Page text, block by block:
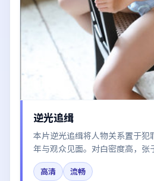
逆光追缉
本片逆光追缉将人物关系置于犯
年与观众见面。对白密度高，张
迪丽热巴的台词节奏值得关注；
冷色调摄影。
高清
流畅